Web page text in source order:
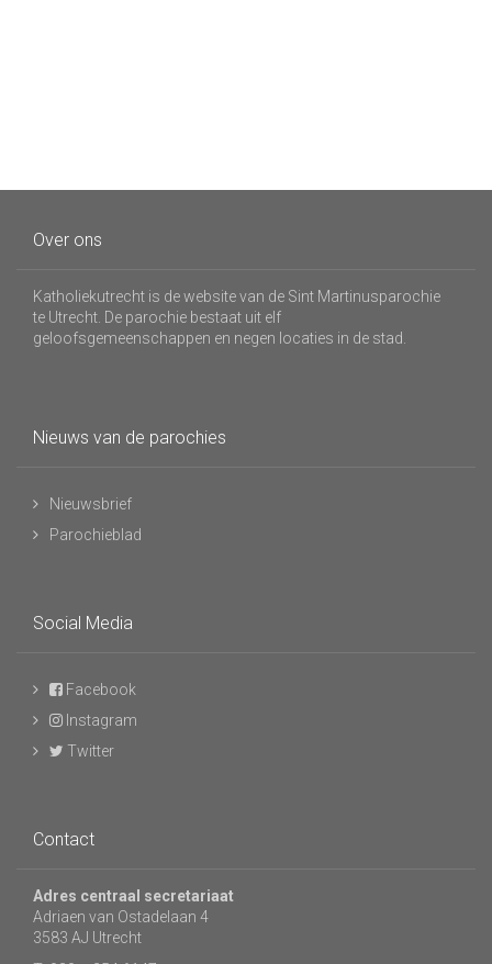
Over ons
Katholiekutrecht is de website van de Sint Martinusparochie
te Utrecht. De parochie bestaat uit elf
geloofsgemeenschappen en negen locaties in de stad.
Nieuws van de parochies
Nieuwsbrief
Parochieblad
Social Media
Facebook
Instagram
Twitter
Contact
Adres centraal secretariaat
Adriaen van Ostadelaan 4
3583 AJ Utrecht